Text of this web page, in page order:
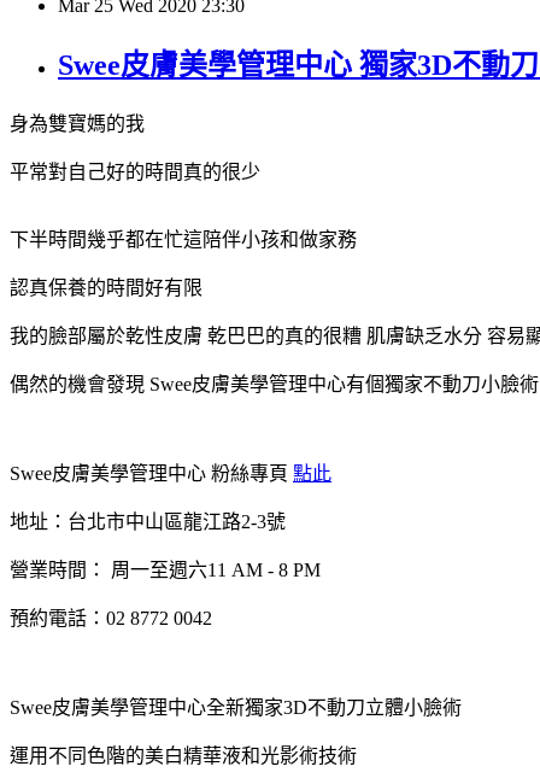
Mar 25 Wed 2020 23:30
Swee皮膚美學管理中心 獨家3D不動
身為雙寶媽的我
平常對自己好的時間真的很少
下半時間幾乎都在忙這陪伴小孩和做家務
認真保養的時間好有限
我的臉部屬於乾性皮膚 乾巴巴的真的很糟 肌膚缺乏水分 容易
偶然的機會發現 Swee皮膚美學管理中心有個獨家不動刀小臉
Swee皮膚美學管理中心 粉絲專頁 點此
地址：台北市中山區龍江路2-3號
營業時間： 周一至週六11 AM - 8 PM
預約電話：02 8772 0042
Swee皮膚美學管理中心全新獨家3D不動刀立體小臉術
運用不同色階的美白精華液和光影術技術